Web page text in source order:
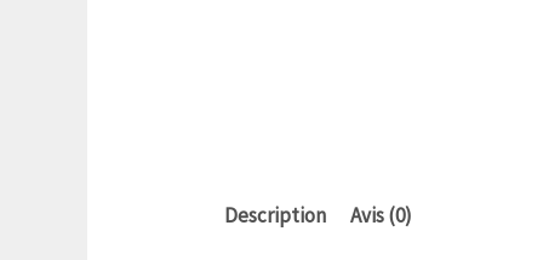
Description Avis (0)